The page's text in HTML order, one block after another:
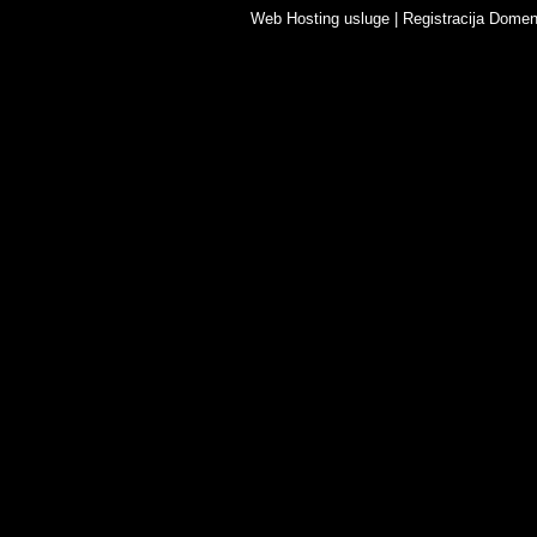
Web Hosting usluge| Registracija